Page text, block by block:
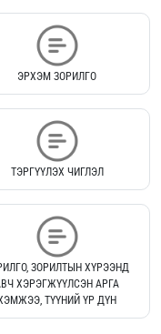
ЭРХЭМ ЗОРИЛГО
ТЭРГҮҮЛЭХ ЧИГЛЭЛ
ЗОРИЛТЫН ХҮРЭЭНД
ХЭРЭГЖҮҮЛСЭН АРГА
ТҮҮНИЙ ҮР ДҮН